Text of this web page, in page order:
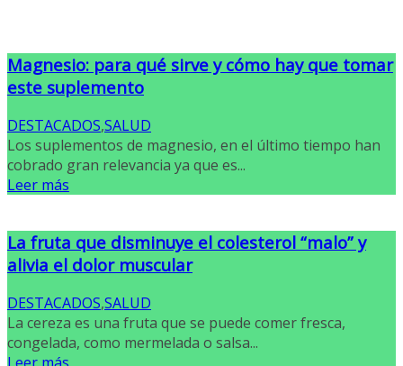
Magnesio: para qué sirve y cómo hay que tomar
este suplemento
DESTACADOS,SALUD
Los suplementos de magnesio, en el último tiempo han
cobrado gran relevancia ya que es...
Leer más
La fruta que disminuye el colesterol “malo” y
alivia el dolor muscular
DESTACADOS,SALUD
La cereza es una fruta que se puede comer fresca,
congelada, como mermelada o salsa...